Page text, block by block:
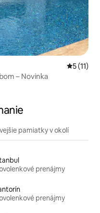
5 (11)
– Novinka
pamiatky v okolí
prenájmy
prenájmy